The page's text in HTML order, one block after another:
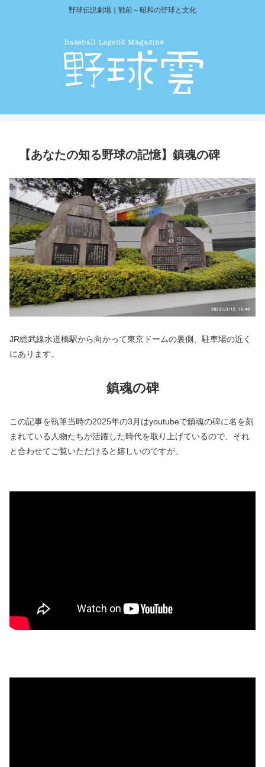
野球伝説劇場｜戦前～昭和の野球と文化
【あなたの知る野球の記憶】鎮魂の碑
JR総武線水道橋駅から向かって東京ドームの裏側、駐車場の近く
にあります。
鎮魂の碑
この記事を執筆当時の2025年の3月はyoutubeで鎮魂の碑に名を刻
まれている人物たちが活躍した時代を取り上げているので、それ
と合わせてご覧いただけると嬉しいのですが。